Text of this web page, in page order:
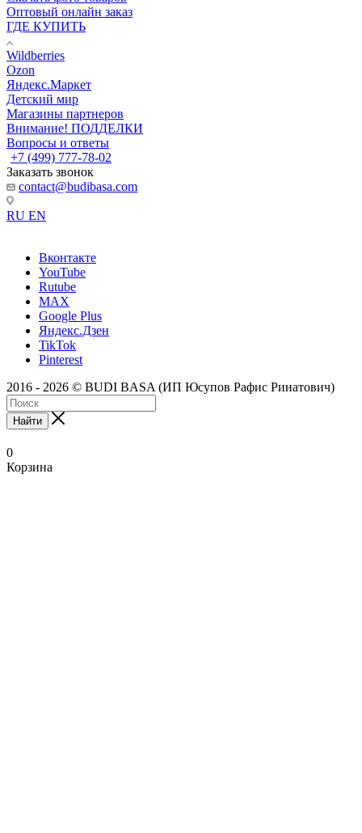
Оптовый онлайн заказ
ГДЕ КУПИТЬ
Wildberries
Ozon
Яндекс.Маркет
Детский мир
Магазины партнеров
Внимание! ПОДДЕЛКИ
Вопросы и ответы
+7 (499) 777-78-02
Заказать звонок
contact@budibasa.com
RU EN
Вконтакте
YouTube
Rutube
MAX
Google Plus
Яндекс.Дзен
TikTok
Pinterest
2016 - 2026 © BUDI BASA (ИП Юсупов Рафис Ринатович)
Найти
0
Корзина